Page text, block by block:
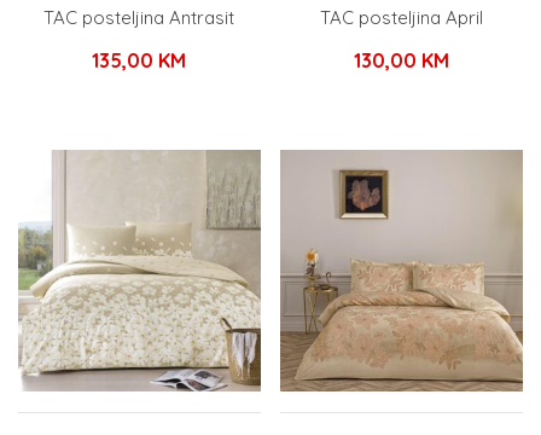
TAC posteljina Antrasit
135,00 KM
TAC posteljina April
130,00 KM